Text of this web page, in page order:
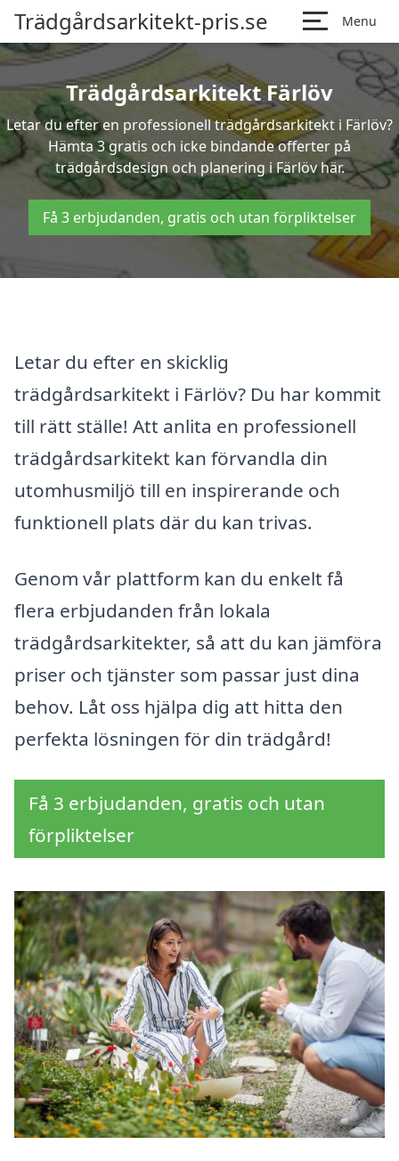
Trädgårdsarkitekt-pris.se Menu
Trädgårdsarkitekt Färlöv
Letar du efter en professionell trädgårdsarkitekt i Färlöv?
Hämta 3 gratis och icke bindande offerter på
trädgårdsdesign och planering i Färlöv här.
Få 3 erbjudanden, gratis och utan förpliktelser
Letar du efter en skicklig
trädgårdsarkitekt i Färlöv? Du har kommit
till rätt ställe! Att anlita en professionell
trädgårdsarkitekt kan förvandla din
utomhusmiljö till en inspirerande och
funktionell plats där du kan trivas.
Genom vår plattform kan du enkelt få
flera erbjudanden från lokala
trädgårdsarkitekter, så att du kan jämföra
priser och tjänster som passar just dina
behov. Låt oss hjälpa dig att hitta den
perfekta lösningen för din trädgård!
Få 3 erbjudanden, gratis och utan
förpliktelser